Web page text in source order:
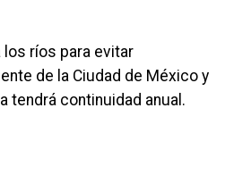
ríos para evitar
de la Ciudad de México y
tendrá continuidad anual.